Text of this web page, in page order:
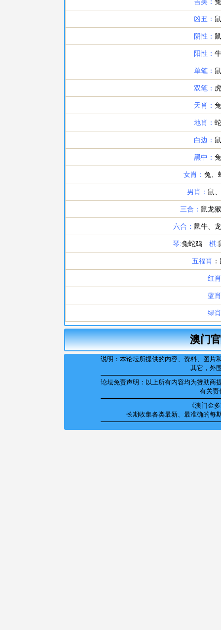
澳门
说明：本论坛所提供的内容、资料、图
其它，外
论坛免责声明：以上所有内容均为赞助商
有关责
《澳门金
长期收集各类最新、最准确的每